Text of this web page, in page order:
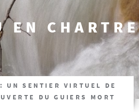
EN
UN SENTIER VIRTUEL DE
DU GUIERS MORT